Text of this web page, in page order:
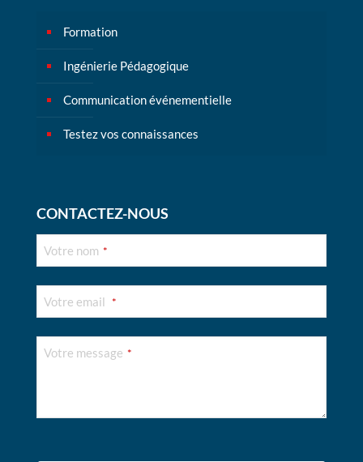
Formation
Ingénierie Pédagogique
Communication événementielle
Testez vos connaissances
CONTACTEZ-NOUS
Votre nom *
Votre email *
Votre message *